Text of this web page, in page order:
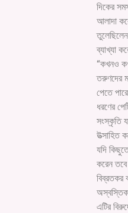
দিকের
আলাদা
ব্যাখ্যা
“কখনও
তরুণদের
পেতে
ধরণের
সংস্কৃতি
উত্সাহিত
যদি
করেন
বিব্রতকর
এটির